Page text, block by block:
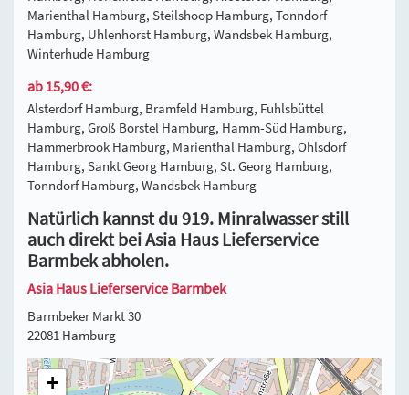
Marienthal Hamburg, Steilshoop Hamburg, Tonndorf
Hamburg, Uhlenhorst Hamburg, Wandsbek Hamburg,
Winterhude Hamburg
ab 15,90 €:
Alsterdorf Hamburg, Bramfeld Hamburg, Fuhlsbüttel
Hamburg, Groß Borstel Hamburg, Hamm-Süd Hamburg,
Hammerbrook Hamburg, Marienthal Hamburg, Ohlsdorf
Hamburg, Sankt Georg Hamburg, St. Georg Hamburg,
Tonndorf Hamburg, Wandsbek Hamburg
Natürlich kannst du 919. Minralwasser still
auch direkt bei Asia Haus Lieferservice
Barmbek abholen.
Asia Haus Lieferservice Barmbek
Barmbeker Markt 30
22081 Hamburg
+